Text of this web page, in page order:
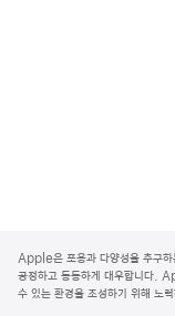
p
p
l
Apple은 포용과 다양성을 추구하
공정하고 동등하게 대우합니다.
수 있는 환경을 조성하기 위해 노